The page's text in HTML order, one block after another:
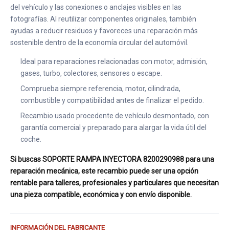
del vehículo y las conexiones o anclajes visibles en las
fotografías. Al reutilizar componentes originales, también
ayudas a reducir residuos y favoreces una reparación más
sostenible dentro de la economía circular del automóvil.
Ideal para reparaciones relacionadas con motor, admisión,
gases, turbo, colectores, sensores o escape.
Comprueba siempre referencia, motor, cilindrada,
combustible y compatibilidad antes de finalizar el pedido.
Recambio usado procedente de vehículo desmontado, con
garantía comercial y preparado para alargar la vida útil del
coche.
Si buscas SOPORTE RAMPA INYECTORA 8200290988 para una
reparación mecánica, este recambio puede ser una opción
rentable para talleres, profesionales y particulares que necesitan
una pieza compatible, económica y con envío disponible.
INFORMACIÓN DEL FABRICANTE